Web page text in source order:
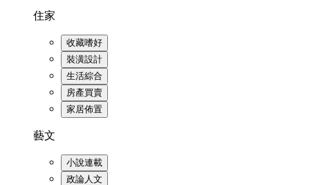
住家
收藏嗜好
裝潢設計
生活綜合
房產買賣
家居佈置
藝文
小說連載
政論人文